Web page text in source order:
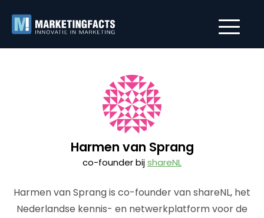
Harmen van Sprang
co-founder bijshareNL
Harmen van Sprang is co-founder van shareNL, het
Nederlandse kennis- en netwerkplatform voor de